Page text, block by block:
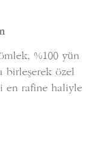
%100 yün
birleşerek özel
en rafine haliyle